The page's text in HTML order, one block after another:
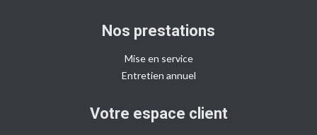
Nos prestations
Mise en service
Entretien annuel
Votre espace client